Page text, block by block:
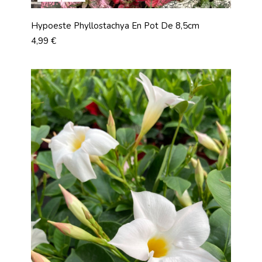
Hypoeste Phyllostachya En Pot De 8,5cm
Prix
4,99 €